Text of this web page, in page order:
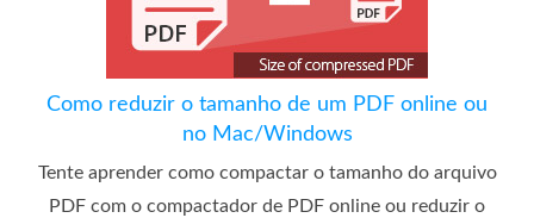
Como reduzir o tamanho de um PDF online ou
no Mac/Windows
Tente aprender como compactar o tamanho do arquivo
PDF com o compactador de PDF online ou reduzir o